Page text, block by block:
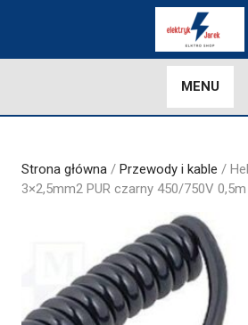
MENU
Strona główna / Przewody i kable /
3×2,5mm2 PUR czarny 450/750V